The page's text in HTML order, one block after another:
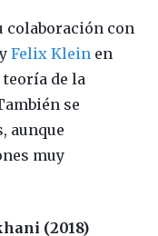
colaboración con
Felix Klein en
de la
se
aunque
muy
(2018)